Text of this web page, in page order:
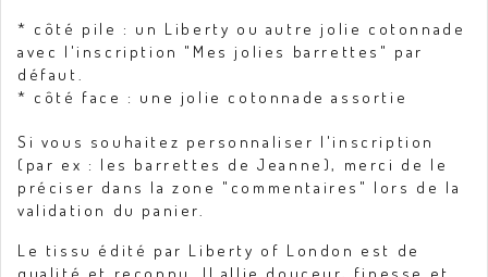
* côté pile : un Liberty ou autre jolie cotonnade
avec l'inscription "Mes jolies barrettes" par
défaut.
* côté face : une jolie cotonnade assortie
Si vous souhaitez personnaliser l'inscription
(par ex : les barrettes de Jeanne), merci de le
préciser dans la zone "commentaires" lors de la
validation du panier.
Le tissu édité par Liberty of London est de